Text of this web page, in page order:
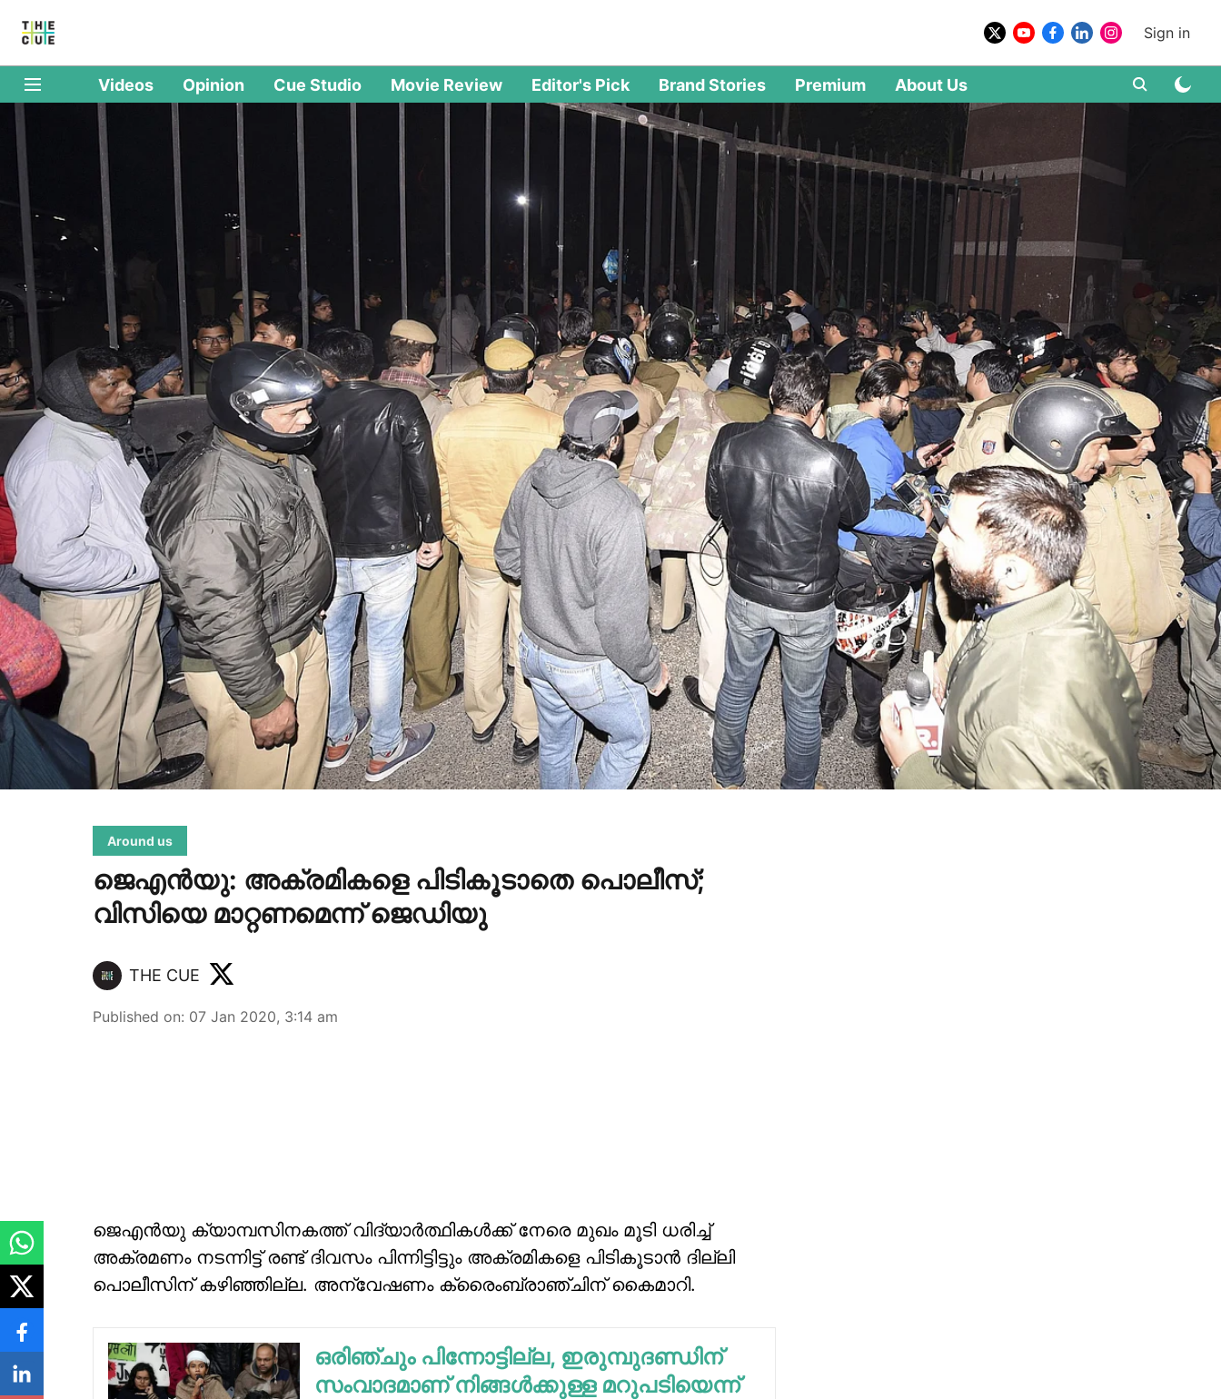
Sign in
Videos Opinion Cue Studio Movie Review Editor's Pick Brand Stories Premium About Us
Around us
ജെഎന്‍യു: അക്രമികളെ പിടികൂടാതെ പൊലീസ്;
വിസിയെ മാറ്റണമെന്ന് ജെഡിയു
THE CUE
Published on: 07 Jan 2020, 3:14 am
ജെഎന്‍യു ക്യാമ്പസിനകത്ത് വിദ്യാര്‍ത്ഥികള്‍ക്ക് നേരെ മുഖം മൂടി ധരിച്ച്
അക്രമണം നടന്നിട്ട് രണ്ട് ദിവസം പിന്നിട്ടിട്ടും അക്രമികളെ പിടികൂടാന്‍ ദില്ലി
പൊലീസിന് കഴിഞ്ഞില്ല. അന്വേഷണം ക്രൈംബ്രാഞ്ചിന് കൈമാറി.
ഒരിഞ്ചും പിന്നോട്ടില്ല, ഇരുമ്പുദണ്ഡിന്
സംവാദമാണ് നിങ്ങള്‍ക്കുള്ള മറുപടിയെന്ന്